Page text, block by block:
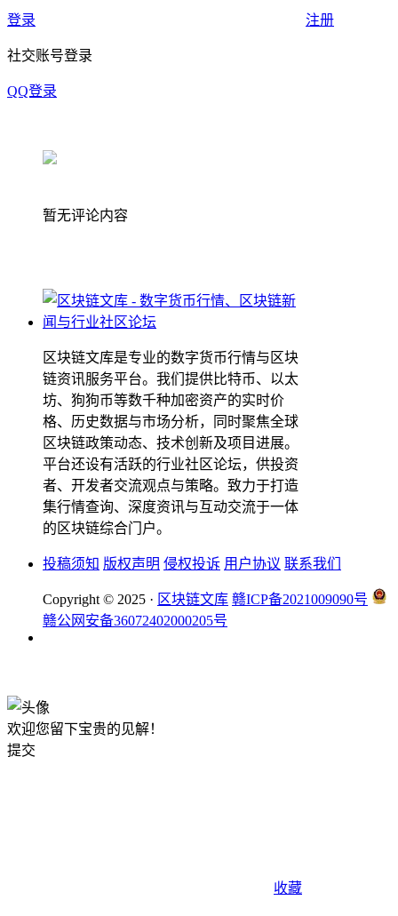
登录 注册
社交账号登录
QQ登录
暂无评论内容
区块链文库是专业的数字货币行情与区块
链资讯服务平台。我们提供比特币、以太
坊、狗狗币等数千种加密资产的实时价
格、历史数据与市场分析，同时聚焦全球
区块链政策动态、技术创新及项目进展。
平台还设有活跃的行业社区论坛，供投资
者、开发者交流观点与策略。致力于打造
集行情查询、深度资讯与互动交流于一体
的区块链综合门户。
投稿须知 版权声明 侵权投诉 用户协议 联系我们
Copyright © 2025 · 区块链文库 赣ICP备2021009090号
赣公网安备36072402000205号
欢迎您留下宝贵的见解！
提交
收藏